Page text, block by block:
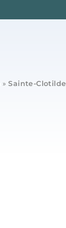
»Sainte-Clotilde